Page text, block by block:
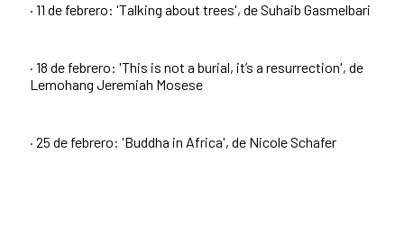
· 11 de febrero: 'Talking about trees', de Suhaib Gasmelbari
· 18 de febrero: 'This is not a burial, it’s a resurrection', de
Lemohang Jeremiah Mosese
· 25 de febrero: 'Buddha in Africa', de Nicole Schafer